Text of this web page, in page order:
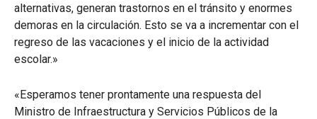
alternativas, generan trastornos en el tránsito y enormes
demoras en la circulación. Esto se va a incrementar con el
regreso de las vacaciones y el inicio de la actividad
escolar.»
«Esperamos tener prontamente una respuesta del
Ministro de Infraestructura y Servicios Públicos de la